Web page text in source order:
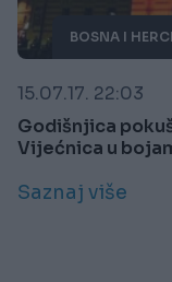
BOSNA I
15.07.17. 22:03
Godišnjica
Vijećnica u
Saznaj više